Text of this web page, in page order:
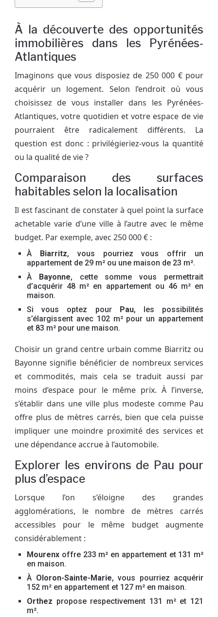
À la découverte des opportunités
immobilières dans les Pyrénées-
Atlantiques
Imaginons que vous disposiez de 250 000 € pour
acquérir un logement. Selon l’endroit où vous
choisissez de vous installer dans les Pyrénées-
Atlantiques, votre quotidien et votre espace de vie
pourraient être radicalement différents. La
question est donc : privilégieriez-vous la quantité
ou la qualité de vie ?
Comparaison des surfaces
habitables selon la localisation
Il est fascinant de constater à quel point la surface
achetable varie d’une ville à l’autre avec le même
budget. Par exemple, avec 250 000 € :
À Biarritz, vous pourriez vous offrir un
appartement de 29 m² ou une maison de 23 m².
À
Bayonne, cette somme vous permettrait
d’acquérir 48 m² en appartement ou 46 m² en
maison.
Si vous optez pour
Pau, les possibilités
s’élargissent avec 102 m² pour un appartement
et 83 m² pour une maison.
Choisir un grand centre urbain comme Biarritz ou
Bayonne signifie bénéficier de nombreux services
et commodités, mais cela se traduit aussi par
moins d’espace pour le même prix. À l’inverse,
s’établir dans une ville plus modeste comme Pau
offre plus de mètres carrés, bien que cela puisse
impliquer une moindre proximité des services et
une dépendance accrue à l’automobile.
Explorer les environs de Pau pour
plus d’espace
Lorsque l’on s’éloigne des grandes
agglomérations, le nombre de mètres carrés
accessibles pour le même budget augmente
considérablement :
Mourenx offre 233 m² en appartement et 131 m²
en maison.
À Oloron-Sainte-Marie, vous pourriez acquérir
152 m² en appartement et 127 m² en maison.
Orthez propose respectivement 131 m² et 121
m².